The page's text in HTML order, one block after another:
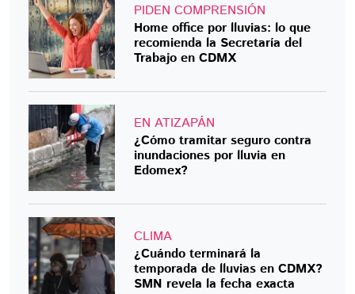
PIDEN COMPRENSIÓN
Home office por lluvias: lo que
recomienda la Secretaría del
Trabajo en CDMX
EN ATIZAPÁN
¿Cómo tramitar seguro contra
inundaciones por lluvia en
Edomex?
CLIMA
¿Cuándo terminará la
temporada de lluvias en CDMX?
SMN revela la fecha exacta